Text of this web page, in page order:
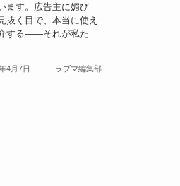
ます。広告主に媚び
抜く目で、本当に使え
する——それが私た
4月7日 ラブマ編集部